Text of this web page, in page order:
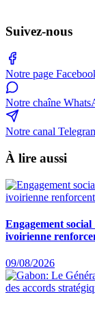
Suivez-nous
Notre page
Notre chaîne
Notre canal
À lire aussi
Engagement social
ivoirienne
09/08/2026